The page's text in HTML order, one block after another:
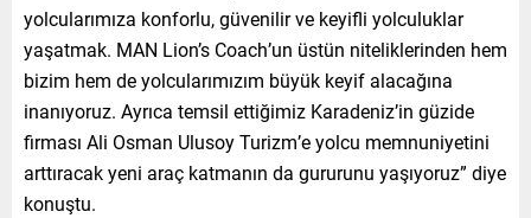
yolcularımıza konforlu, güvenilir ve keyifli yolculuklar
yaşatmak. MAN Lion’s Coach’un üstün niteliklerinden hem
bizim hem de yolcularımızım büyük keyif alacağına
inanıyoruz. Ayrıca temsil ettiğimiz Karadeniz’in güzide
firması Ali Osman Ulusoy Turizm’e yolcu memnuniyetini
arttıracak yeni araç katmanın da gururunu yaşıyoruz” diye
konuştu.